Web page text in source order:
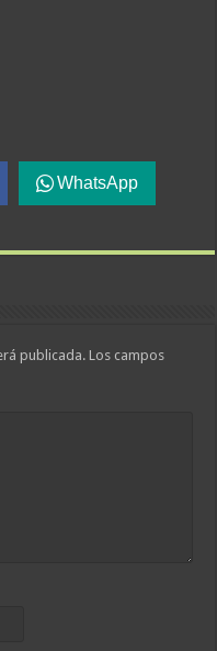
WhatsApp
publicada. Los campos